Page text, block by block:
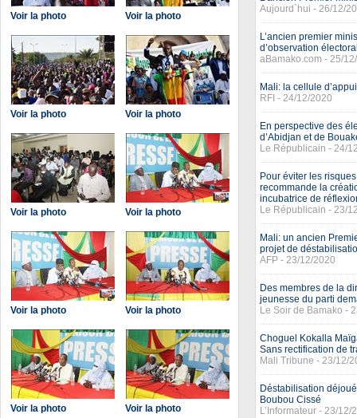
Voir la photo Voir la photo
Voir la photo Voir la photo
Voir la photo Voir la photo
Voir la photo Voir la photo
Voir la photo Voir la photo
Aujourd`hui - 26/12/
L’ancien premier
d’observation
aBamako.com - 25/
Mali: la cellule
RFI - 24/12/2020
En perspective des
d’Abidjan et de
Le Républicain - 24/
Pour éviter les
recommande la
incubatrice de
Le Républicain - 23/
Mali: un ancien
projet de
AFP - 23/12/2020
Des membres de la
jeunesse du parti
Le Soir de Bamako -
Choguel Kokalla
Sans rectification de
Mali Tribune - 23/12/
Déstabilisation
Boubou Cissé
L’Informateur - 23/12/